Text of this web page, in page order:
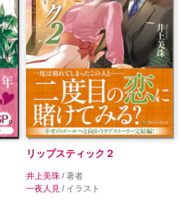
リップスティック２
井上美珠 / 著者
一夜人見 / イラスト